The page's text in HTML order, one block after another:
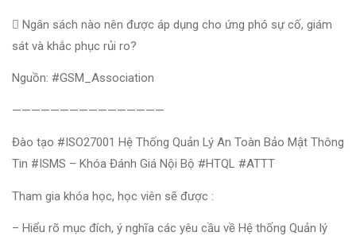
 Ngân sách nào nên được áp dụng cho ứng phó sự cố, giám
sát và khắc phục rủi ro?
Nguồn: #GSM_Association
————————————————
Đào tạo #ISO27001 Hệ Thống Quản Lý An Toàn Bảo Mật Thông
Tin #ISMS – Khóa Đánh Giá Nội Bộ #HTQL #ATTT
Tham gia khóa học, học viên sẽ được :
– Hiểu rõ mục đích, ý nghĩa các yêu cầu về Hệ thống Quản lý